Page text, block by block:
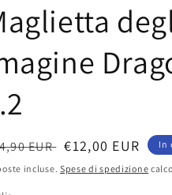
EUR Prezzo
scontato
€12,00 EUR In
incluse. Spese di spedizione